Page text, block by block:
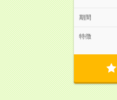
期間
特徴